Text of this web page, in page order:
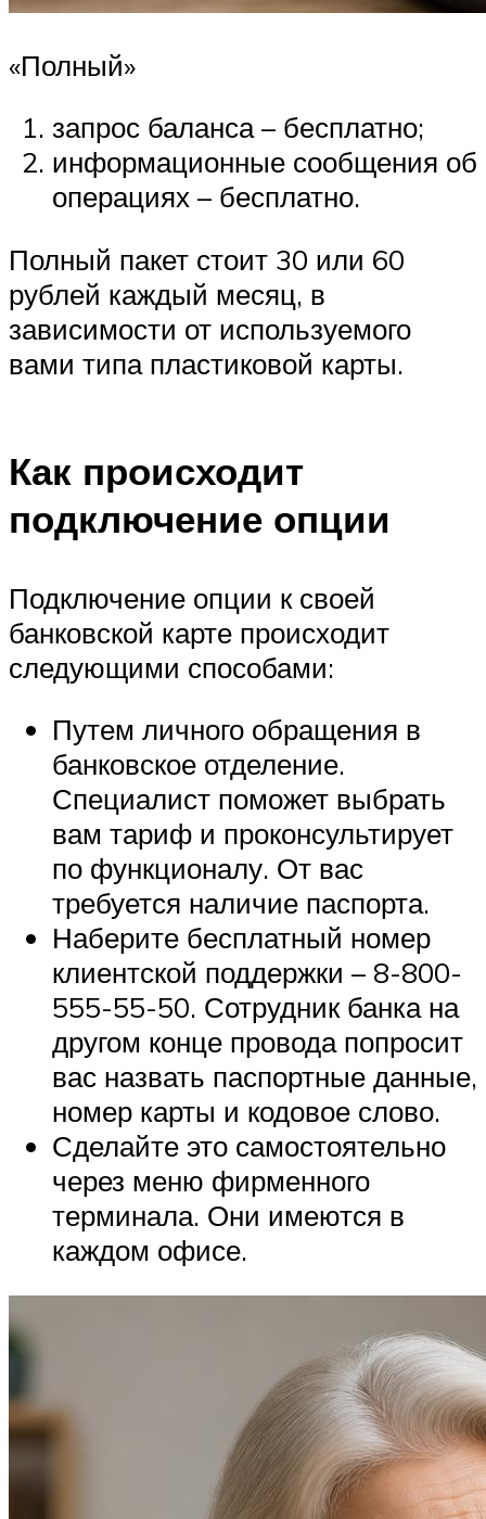
«Полный»
запрос баланса – бесплатно;
информационные сообщения об
операциях – бесплатно.
Полный пакет стоит 30 или 60
рублей каждый месяц, в
зависимости от используемого
вами типа пластиковой карты.
Как происходит
подключение опции
Подключение опции к своей
банковской карте происходит
следующими способами:
Путем личного обращения в
банковское отделение.
Специалист поможет выбрать
вам тариф и проконсультирует
по функционалу. От вас
требуется наличие паспорта.
Наберите бесплатный номер
клиентской поддержки – 8-800-
555-55-50. Сотрудник банка на
другом конце провода попросит
вас назвать паспортные данные,
номер карты и кодовое слово.
Сделайте это самостоятельно
через меню фирменного
терминала. Они имеются в
каждом офисе.